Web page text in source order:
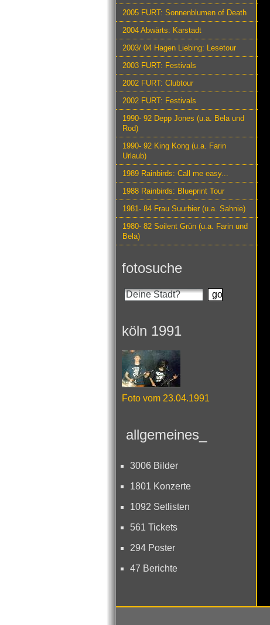
2005 FURT: Sonnenblumen of Death
2004 Abwärts: Karstadt
2003/ 04 Hagen Liebing: Lesetour
2003 FURT: Festivals
2002 FURT: Clubtour
2002 FURT: Festivals
1990- 92 Depp Jones (u.a. Bela und
Rod)
1990- 92 King Kong (u.a. Farin
Urlaub)
1989 Rainbirds: Call me easy...
1988 Rainbirds: Blueprint Tour
1981- 84 Frau Suurbier (u.a. Sahnie)
1980- 82 Soilent Grün (u.a. Farin und
Bela)
fotosuche
köln 1991
Foto vom 23.04.1991
allgemeines_
3006 Bilder
1801 Konzerte
1092 Setlisten
561 Tickets
294 Poster
47 Berichte